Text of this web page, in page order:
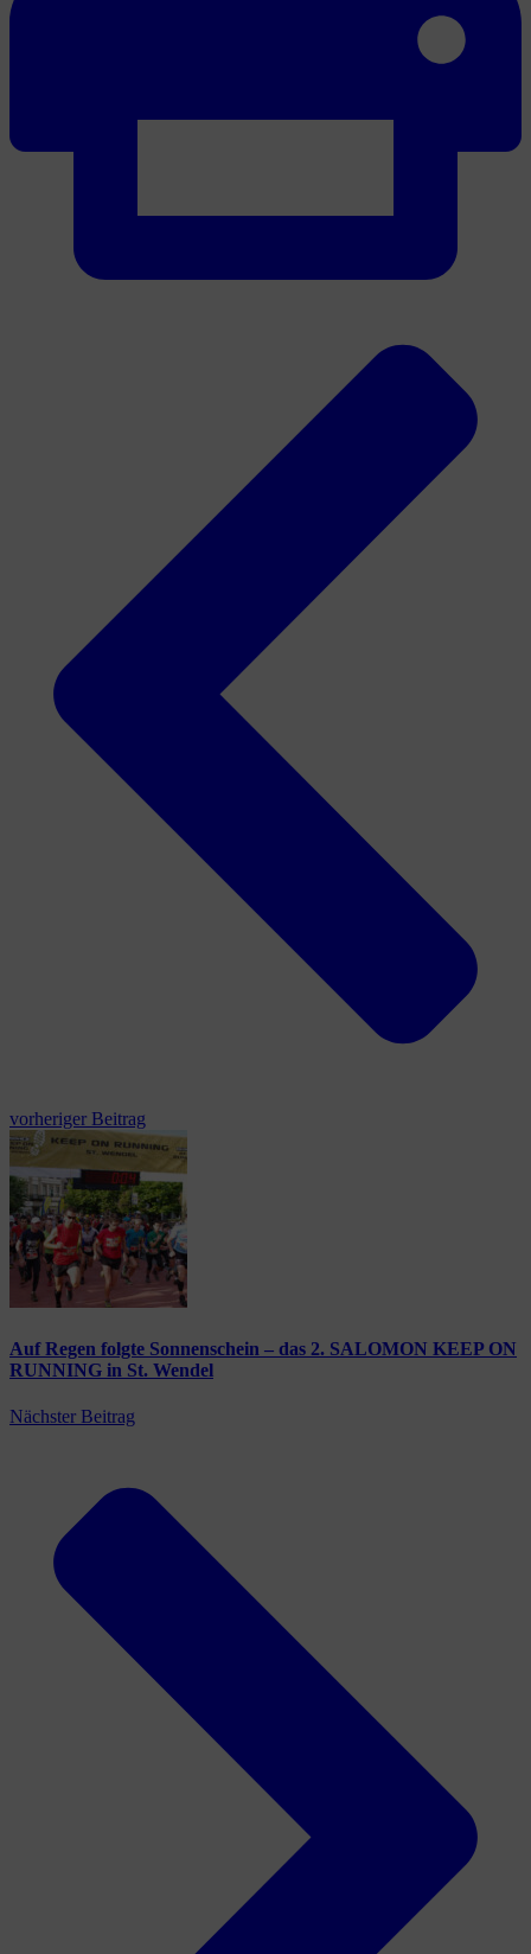
vorheriger Beitrag
Auf Regen folgte Sonnenschein – das 2. SALOMON KEEP ON
RUNNING in St. Wendel
Nächster Beitrag